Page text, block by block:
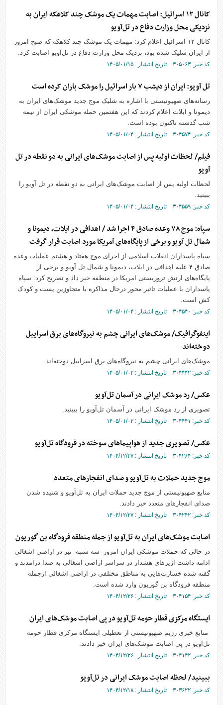
کانال ۱۲ اسرائیل: اصابت مهمات یک موشک چند کلاهکه ایران به
نزدیکی محل وزارت دفاع در تل‌آویو
کانال ۱۲ اسرائیل اعلام کرد: مهمات یک موشک چند کلاهکه که صبح امروز
از ایران شلیک شده بود، نزدیک محل وزارت دفاع در تل‌آویو اصابت کرد.
کد خبر: ۳۰۵۰۶۳ تاریخ انتشار : ۱۴۰۵/۰۱/۱۵
تل آویو: ایران از دیشب ۷ بار اسرائیل را موشک باران کرده است
رسانه‌های صهیونیستی با اشاره به شلیک موج جدید موشک‌های ایران به
دیمونا و ایلات اعلام کردند که این هفتمین حمله موشکی ایران از نیمه
شب گذشته تاکنون بوده است.
کد خبر: ۳۰۴۵۷۴ تاریخ انتشار : ۱۴۰۵/۰۱/۰۴
فیلم/ لحظات اولیه پس از اصابت موشک‌های ایرانی به دو نقطه در تل
آویو
لحظات اولیه پس از اصابت موشک‌های ایرانی به دو نقطه در تل آویو را
ببینید.
کد خبر: ۳۰۴۵۵۹ تاریخ انتشار : ۱۴۰۵/۰۱/۰۴
سپاه: موج ۷۸ وعده صادق ۴ اجرا شد / اهدافی در ایلات، دیمونا و
شمال تل آویو و برخی از پایگاه‌های آمریکا مورد اصابت قرار گرفت
سپاه پاسداران انقلاب اسلامی از اجرای موج هفتاد و هشتم عملیات وعده
صادق ۴ علیه اهدافی در ایلات، دیمونا و شمال تل آویو و برخی از
پایگاه‌های ارتش تروریستی امریکا در منطقه خبر داد و تصریح کرد: سپاه
پاسداران با عملیات تاثیر محور درحال مذاکره با متجاوزین پست و کودک
کش است.
کد خبر: ۳۰۴۵۴۰ تاریخ انتشار : ۱۴۰۵/۰۱/۰۴
اینفوگرافیک/ موشک‌های ایرانی چشم به نیروگاه‌های برق اسراییل
دوخته‌اند
موشک‌های ایرانی چشم به نیروگاه‌های برق اسراییل دوخته‌اند.
کد خبر: ۳۰۴۴۴۲ تاریخ انتشار : ۱۴۰۵/۰۱/۰۲
عکس/ رد موشک ایرانی در آسمان تل‌آویو
تصویری از رد موشک ایرانی در آسمان تل‌آویو را ببینید.
کد خبر: ۳۰۴۴۴۱ تاریخ انتشار : ۱۴۰۵/۰۱/۰۲
عکس/ تصویری جدید از هواپیما‌های سوخته در فرودگاه تل‌آویو
کد خبر: ۳۰۴۲۶۴ تاریخ انتشار : ۱۴۰۴/۱۲/۲۷
موج جدید حملات به تل‌آویو و صدای انفجار‌های متعدد
منابع صهیونیستی از موج جدید حملات ایران به تل‌آویو و شنیده شدن
صدای انفجار‌های متعدد خبر دادند.
کد خبر: ۳۰۴۲۴۲ تاریخ انتشار : ۱۴۰۴/۱۲/۲۷
اصابت موشک‌های ایران به تل‌آویو از جمله منطقه فرودگاه بن گوریون
در حالی که حملات موشکی ایران امروز -سه شنبه- نیز در اراضی اشغالی
ادامه داشت آژیر‌های هشدار در سراسر اراضی اشغالی به صدا درآمدند و
گفته شده خسارت‌هایی به مناطق مختلفی در اراضی اشغالی ازجمله
منطقه فرودگاه بن گوریون وارد شده است.
کد خبر: ۳۰۴۱۵۴ تاریخ انتشار : ۱۴۰۴/۱۲/۲۶
ایستگاه مرکزی قطار حومه تل‌آویو در پی اصابت موشک‌های ایران
منابع خبری رژیم صهیونیستی از تعطیلی ایستگاه مرکزی قطار حومه
تل‌آویو در پی اصابت موشک‌های ایران خبر دادند.
کد خبر: ۳۰۴۱۴۲ تاریخ انتشار : ۱۴۰۴/۱۲/۲۶
ببینید/ لحظه اصابت موشک ایرانی در تل‌آویو
کد خبر: ۳۰۳۶۲۲ تاریخ انتشار : ۱۴۰۴/۱۲/۱۸